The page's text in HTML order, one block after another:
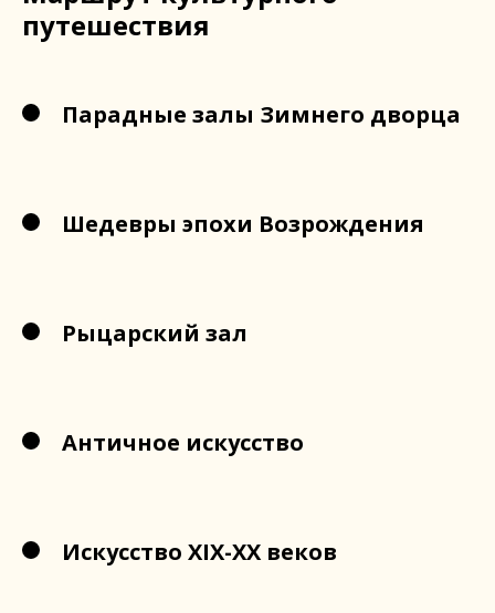
путешествия
Парадные залы Зимнего дворца
Шедевры эпохи Возрождения
Рыцарский зал
Античное искусство
Искусство XIX-XX веков